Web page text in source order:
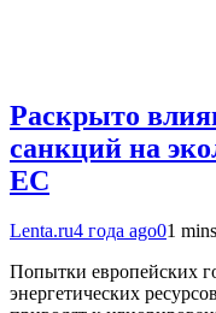
Раскрыто
санкций на
ЕС
Lenta.ru4 года ago01 mins
Попытки европейских
энергетических